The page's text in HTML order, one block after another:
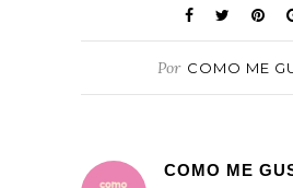
Por COMO ME
COMO ME